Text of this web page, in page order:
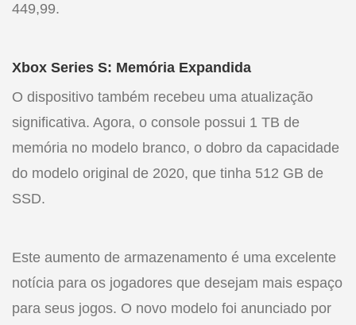
449,99.
Xbox Series S: Memória Expandida
O dispositivo também recebeu uma atualização
significativa. Agora, o console possui 1 TB de
memória no modelo branco, o dobro da capacidade
do modelo original de 2020, que tinha 512 GB de
SSD.
Este aumento de armazenamento é uma excelente
notícia para os jogadores que desejam mais espaço
para seus jogos. O novo modelo foi anunciado por